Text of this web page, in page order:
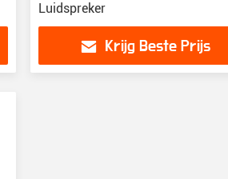
Luidspreker
Krijg Beste Prijs